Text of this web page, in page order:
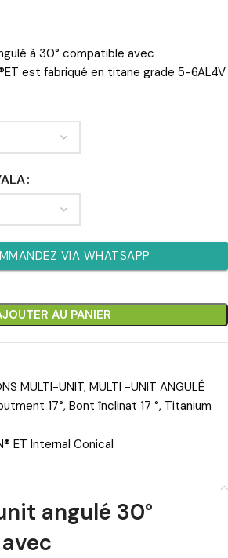
à 30° compatible avec
est fabriqué en titane grade 5-6AL4V
AU PANIER
VIA WHATSAPP
MULTI-UNIT, MULTI -UNIT ANGULÉ
17°, Bont înclinat 17 °, Titanium
ET Internal Conical
angulé 30°